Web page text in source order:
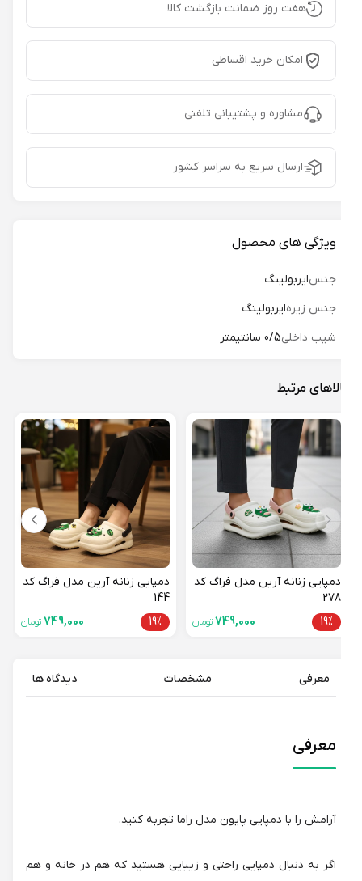
هفت روز ضمانت بازگشت کالا
امکان خرید اقساطی
مشاوره و پشتیبانی تلفنی
ارسال سریع به سراسر کشور
ویژگی های محصول
جنسایربولینگ
جنس زیره ایربولینگ
شیب داخلی0/5 سانتیمتر
مرتبط
دمپایی زنانه آرین مدل فراگ کد
749,000تومان
دمپایی زنانه آرین مدل فراگ کد
749,000تومان
معرفی مشخصات دیدگاه ها
معرفی
آرامش را با دمپایی پایون مدل راما تجربه کنید.
اگر به دنبال دمپایی راحتی و زیبایی هستید که هم در خانه و هم